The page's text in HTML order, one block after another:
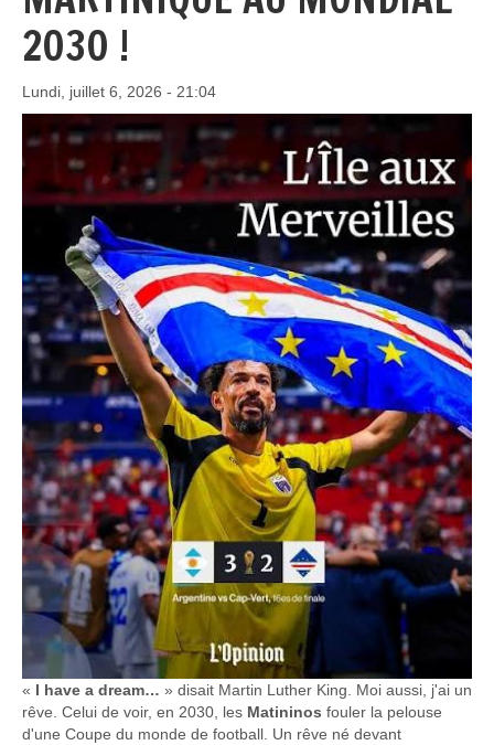
2030 !
Lundi, juillet 6, 2026 - 21:04
« I have a dream… » disait Martin Luther King. Moi aussi, j'ai un
rêve. Celui de voir, en 2030, les Matininos fouler la pelouse
d'une Coupe du monde de football. Un rêve né devant